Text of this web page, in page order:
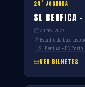
24 ª JORNADA
SL BENFICA –
28 fev. 2027
Estádio da Luz,
SL Benfica – FC Porto
VER BILHETES